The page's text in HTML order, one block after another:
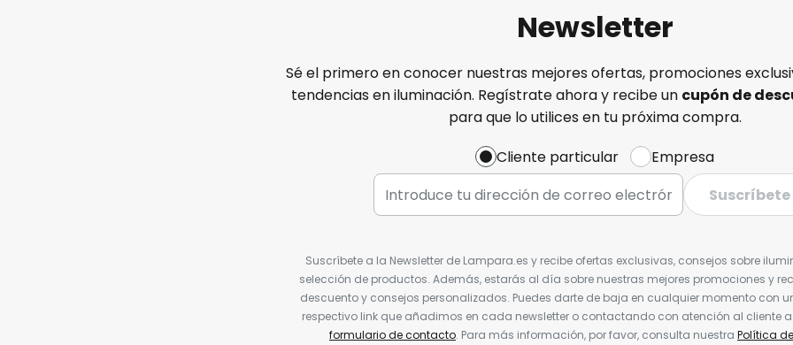
Newsletter
Sé el primero en conocer nuestras mejores ofertas, promociones
tendencias en iluminación. Regístrate ahora y recibe un cupón de
para que lo utilices en tu próxima compra.
Cliente particular
Empresa
Suscríbete
Suscríbete a la Newsletter de Lampara.es y recibe ofertas exclusivas, consejos sobre
selección de productos. Además, estarás al día sobre nuestras mejores promociones y
descuento y consejos personalizados. Puedes darte de baja en cualquier momento con
respectivo link que añadimos en cada newsletter o contactando con atención al cliente
formulario de contacto. Para más información, por favor, consulta nuestra Política